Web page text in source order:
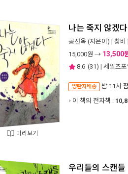
미리보기
나는 죽지 않겠다
공선옥 (지은이) | 창비
15,000원 → 13,500
8.6 (31) | 세일즈
양탄자배송 밤 11시
이 책의 전자책 :
우리들의 스캔들